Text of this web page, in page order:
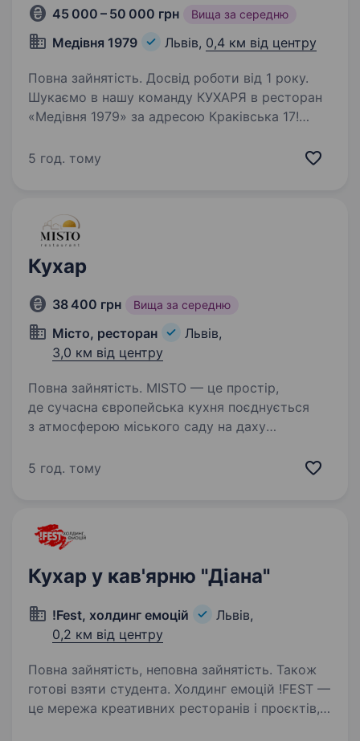
45 000 – 50 000 грн Вища за середню
Медівня 1979 Львів, 0,4 км від центру
Повна зайнятість. Досвід роботи від 1 року.
Шукаємо в нашу команду КУХАРЯ в ресторан
«Медівня 1979» за адресою Краківська 17!
з технологічними картами; Контроль якості
5 год. тому
Кухар
38 400 грн Вища за середню
Місто, ресторан
Львів,
3,0 км від центру
Повна зайнятість. MISTO — це простір,
де сучасна європейська кухня поєднується
з атмосферою міського саду на даху
місце, куди хочеться повертатись.
5 год. тому
Кухар у кав'ярню "Діана"
!Fest, холдинг емоцій
Львів,
0,2 км від центру
Повна зайнятість, неповна зайнятість. Також
готові взяти студента. Холдинг емоцій !FEST —
це мережа креативних ресторанів і проєктів,